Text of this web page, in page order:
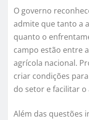
O governo
admite que tanto a
quanto o
campo estão entre
agrícola nacional.
criar condições
do setor e facilitar o
Além das questões